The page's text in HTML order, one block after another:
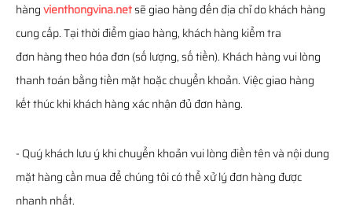
hàngvienthongvina.netsẽ giao hàng đến địa chỉ do khách hàng
cung cấp. Tại thời điểm giao hàng, khách hàng kiểm tra
đơn hàng theo hóa đơn (số lượng, số tiền). Khách hàng vui lòng
thanh toán bằng tiền mặt hoặc chuyển khoản. Việc giao hàng
kết thúc khi khách hàng xác nhận đủ đơn hàng.
- Quý khách lưu ý khi chuyển khoản vui lòng điền tên và nội dung
mặt hàng cần mua để chúng tôi có thể xử lý đơn hàng được
nhanh nhất.